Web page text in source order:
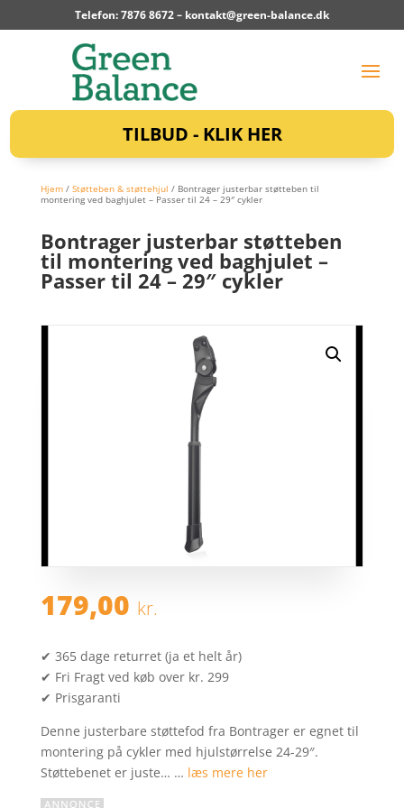
Telefon: 7876 8672 – kontakt@green-balance.dk
TILBUD - KLIK HER
Hjem/ Støtteben & støttehjul / Bontrager justerbar støtteben til
montering ved baghjulet – Passer til 24 – 29″ cykler
Bontrager justerbar støtteben
til montering ved baghjulet –
Passer til 24 – 29″ cykler
179,00 kr.
✔ 365 dage returret (ja et helt år)
✔ Fri Fragt ved køb over kr. 299
✔ Prisgaranti
Denne justerbare støttefod fra Bontrager er egnet til
montering på cykler med hjulstørrelse 24-29″.
Støttebenet er juste… … læs mere her